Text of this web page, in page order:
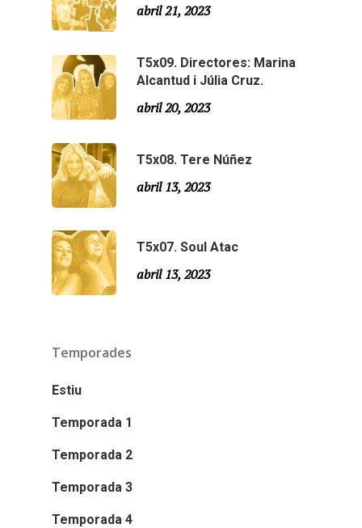
abril 21, 2023
T5x09. Directores: Marina
Alcantud i Júlia Cruz.
abril 20, 2023
T5x08. Tere Núñez
abril 13, 2023
T5x07. Soul Atac
abril 13, 2023
Temporades
Estiu
Temporada 1
Temporada 2
Temporada 3
Temporada 4